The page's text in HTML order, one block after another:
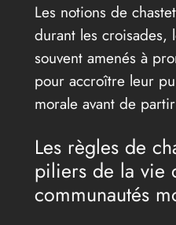
Les notions de
durant les croisades,
souvent amenés à
pour accroître leur
morale avant de
Les règles de
piliers de la vie
communautés